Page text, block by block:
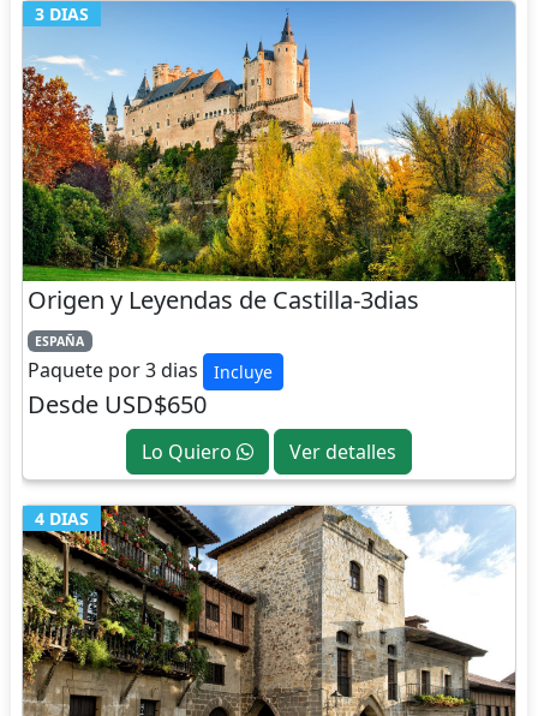
3 DIAS
Origen y Leyendas de Castilla-3dias
ESPAÑA
Paquete por 3 dias Incluye
Desde USD$650
Lo Quiero Ver detalles
4 DIAS